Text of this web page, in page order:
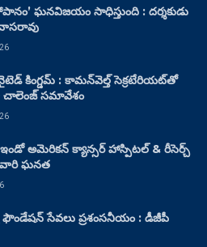
ఘనవిజయం సాధిస్తుంది : దర్శకుడు
కింగ్డమ్ : కామన్‌వెల్త్ సెక్రటేరియట్‌తో
చాలెంజ్ సమావేశం
అమెరికన్ క్యాన్సర్ హాస్పిటల్ & రీసెర్చ్
వారి ఘనత
సేవలు ప్రశంసనీయం : డీజీపీ